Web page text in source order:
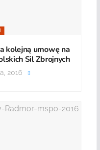
kolejną umowę na
Sil Zbrojnych
2016